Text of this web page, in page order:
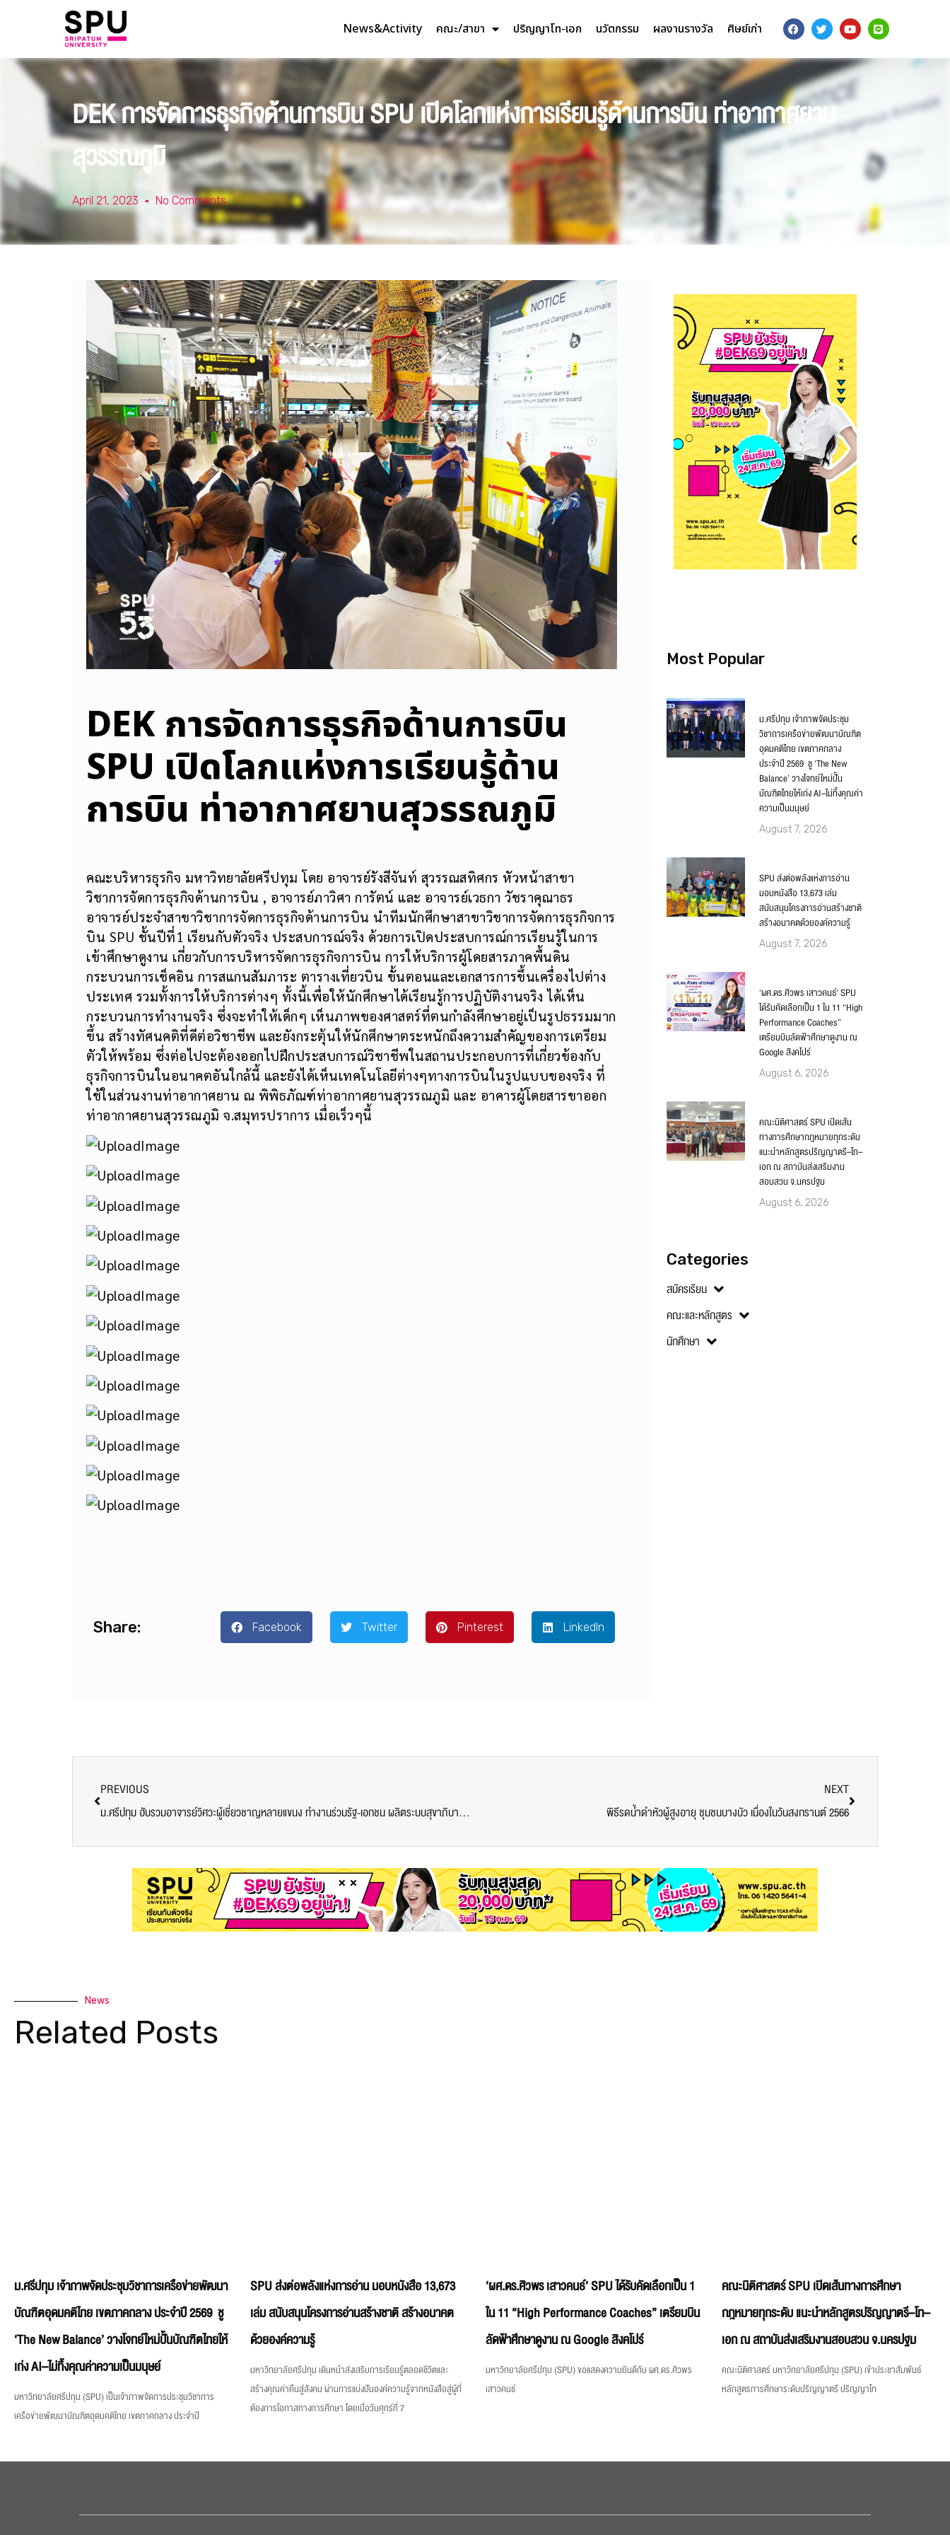
News&Activity คณะ/สาขา ปริญญาโท-เอก นวัตกรรม ผลงานรางวัล ศิษย์เก่า
DEK การจัดการธุรกิจด้านการบิน SPU เปิดโลกแห่งการเรียนรู้ด้านการบิน ท่าอากาศยาน
สุวรรณภูมิ
April 21, 2023 No Comments
DEK การจัดการธุรกิจด้านการบิน
SPU เปิดโลกแห่งการเรียนรู้ด้าน
การบิน ท่าอากาศยานสุวรรณภูมิ
คณะบริหารธุรกิจ มหาวิทยาลัยศรีปทุม โดย อาจารย์รังสีจันท์ สุวรรณสทิศกร หัวหน้าสาขา
วิชาการจัดการธุรกิจด้านการบิน , อาจารย์ภาวิศา การัตน์ และ อาจารย์เวธกา วัชราคุณาธร
อาจารย์ประจำสาขาวิชาการจัดการธุรกิจด้านการบิน นำทีมนักศึกษาสาขาวิชาการจัดการธุรกิจการ
บิน SPU ชั้นปีที่1 เรียนกับตัวจริง ประสบการณ์จริง ด้วยการเปิดประสบการณ์การเรียนรู้ในการ
เข้าศึกษาดูงาน เกี่ยวกับการบริหารจัดการธุรกิจการบิน การให้บริการผู้โดยสารภาคพื้นดิน
กระบวนการเช็คอิน การสแกนสัมภาระ ตารางเที่ยวบิน ขั้นตอนและเอกสารการขึ้นเครื่องไปต่าง
ประเทศ รวมทั้งการให้บริการต่างๆ ทั้งนี้เพื่อให้นักศึกษาได้เรียนรู้การปฏิบัติงานจริง ได้เห็น
กระบวนการทำงานจริง ซึ่งจะทำให้เด็กๆ เห็นภาพของศาสตร์ที่ตนกำลังศึกษาอยู่เป็นรูปธรรมมาก
ขึ้น สร้างทัศนคติที่ดีต่อวิชาชีพ และยังกระตุ้นให้นักศึกษาตระหนักถึงความสำคัญของการเตรียม
ตัวให้พร้อม ซึ่งต่อไปจะต้องออกไปฝึกประสบการณ์วิชาชีพในสถานประกอบการที่เกี่ยวข้องกับ
ธุรกิจการบินในอนาคตอันใกล้นี้ และยังได้เห็นเทคโนโลยีต่างๆทางการบินในรูปแบบของจริง ที่
ใช้ในส่วนงานท่าอากาศยาน ณ พิพิธภัณฑ์ท่าอากาศยานสุวรรณภูมิ และ อาคารผู้โดยสารขาออก
ท่าอากาศยานสุวรรณภูมิ จ.สมุทรปราการ เมื่อเร็วๆนี้
Share: Facebook Twitter Pinterest LinkedIn
Most Popular
ม.ศรีปทุม เจ้าภาพจัดประชุม
วิชาการเครือข่ายพัฒนาบัณฑิต
อุดมคติไทย เขตภาคกลาง
ประจำปี 2569 ชู ‘The New
Balance’ วางโจทย์ใหม่ปั้น
บัณฑิตไทยให้เก่ง AI–ไม่ทิ้งคุณค่า
ความเป็นมนุษย์
August 7, 2026
SPU ส่งต่อพลังแห่งการอ่าน
มอบหนังสือ 13,673 เล่ม
สนับสนุนโครงการอ่านสร้างชาติ
สร้างอนาคตด้วยองค์ความรู้
August 7, 2026
‘ผศ.ดร.ศิวพร เสาวคนธ์’ SPU
ได้รับคัดเลือกเป็น 1 ใน 11 “High
Performance Coaches”
เตรียมบินลัดฟ้าศึกษาดูงาน ณ
Google สิงคโปร์
August 6, 2026
คณะนิติศาสตร์ SPU เปิดเส้น
ทางการศึกษากฎหมายทุกระดับ
แนะนำหลักสูตรปริญญาตรี–โท–
เอก ณ สถาบันส่งเสริมงาน
สอบสวน จ.นครปฐม
August 6, 2026
Categories
สมัครเรียน
คณะและหลักสูตร
นักศึกษา
PREVIOUS
ม.ศรีปทุม ฮับรวมอาจารย์วิศวะผู้เชี่ยวชาญหลายแขนง ทำงานร่วมรัฐ-เอกชน ผลิตระบบสุขาภิบาล-ปรับอากาศ-กรองอากาศ
NEXT
พิธีรดน้ำดำหัวผู้สูงอายุ ชุมชนบางบัว เนื่องในวันสงกรานต์ 2566
News
Related Posts
ม.ศรีปทุม เจ้าภาพจัดประชุมวิชาการเครือข่ายพัฒนา
บัณฑิตอุดมคติไทย เขตภาคกลาง ประจำปี 2569 ชู
‘The New Balance’ วางโจทย์ใหม่ปั้นบัณฑิตไทยให้
เก่ง AI–ไม่ทิ้งคุณค่าความเป็นมนุษย์
มหาวิทยาลัยศรีปทุม (SPU) เป็นเจ้าภาพจัดการประชุมวิชาการ
เครือข่ายพัฒนาบัณฑิตอุดมคติไทย เขตภาคกลาง ประจำปี
SPU ส่งต่อพลังแห่งการอ่าน มอบหนังสือ 13,673
เล่ม สนับสนุนโครงการอ่านสร้างชาติ สร้างอนาคต
ด้วยองค์ความรู้
มหาวิทยาลัยศรีปทุม เดินหน้าส่งเสริมการเรียนรู้ตลอดชีวิตและ
สร้างคุณค่าคืนสู่สังคม ผ่านการแบ่งปันองค์ความรู้จากหนังสือสู่ผู้ที่
ต้องการโอกาสทางการศึกษา โดยเมื่อวันศุกร์ที่ 7
‘ผศ.ดร.ศิวพร เสาวคนธ์’ SPU ได้รับคัดเลือกเป็น 1
ใน 11 “High Performance Coaches” เตรียมบิน
ลัดฟ้าศึกษาดูงาน ณ Google สิงคโปร์
มหาวิทยาลัยศรีปทุม (SPU) ขอแสดงความยินดีกับ ผศ.ดร.ศิวพร
เสาวคนธ์
คณะนิติศาสตร์ SPU เปิดเส้นทางการศึกษา
กฎหมายทุกระดับ แนะนำหลักสูตรปริญญาตรี–โท–
เอก ณ สถาบันส่งเสริมงานสอบสวน จ.นครปฐม
คณะนิติศาสตร์ มหาวิทยาลัยศรีปทุม (SPU) เข้าประชาสัมพันธ์
หลักสูตรการศึกษาระดับปริญญาตรี ปริญญาโท